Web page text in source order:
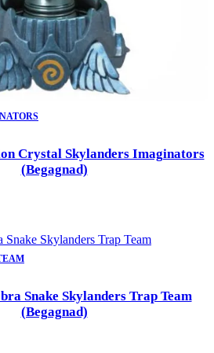
Crystal Skylanders Imaginators
(Begagnad)
Snake Skylanders Trap Team
(Begagnad)